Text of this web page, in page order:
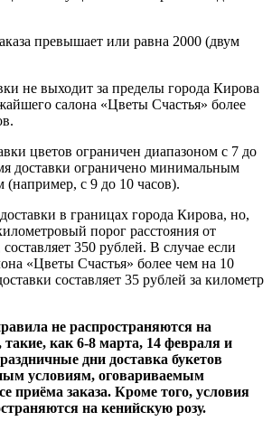
превышает или равна 2000 (двум
не выходит за пределы города Кирова
салона «Цветы Счастья» более
цветов ограничен диапазоном с 7 до
доставки ограничено минимальным
(например, с 9 до 10 часов).
в границах города Кирова, но,
порог расстояния от
350 рублей. В случае если
«Цветы Счастья» более чем на 10
составляет 35 рублей за километр
не распространяются на
как 6-8 марта, 14 февраля и
дни доставка букетов
условиям, оговариваемым
приёма заказа. Кроме того, условия
на кенийскую розу.